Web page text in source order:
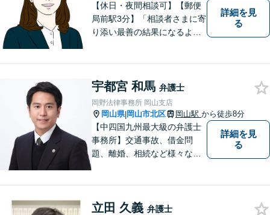
【休日・夜間相談可】【郵便
局前駅3分】「相談者さまに寄
り添い最善の結果になるよう
よる不当な取り調べや身体拘
束から、依頼者さまの利益を
守ります【完全個室相談】
詳細を見
る
宇都宮 和馬 弁護士
岡野法律事務所 岡山支店
岡山県|岡山市北区 岡山駅 から徒歩8分
【中四国九州最大級の弁護士
事務所】交通事故、借金問
題、離婚、相続など様々な問
い！
詳細を見
る
立田 久義 弁護士